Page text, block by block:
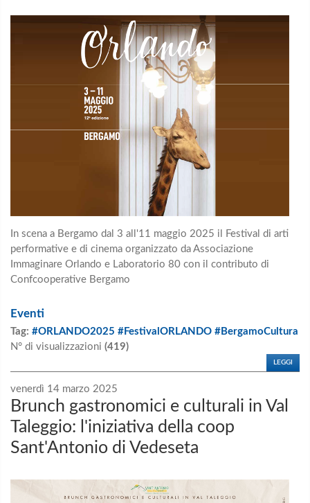
In scena a Bergamo dal 3 all'11 maggio 2025 il Festival di arti
performative e di cinema organizzato da Associazione
Immaginare Orlando e Laboratorio 80 con il contributo di
Confcooperative Bergamo
Eventi
Tag: #ORLANDO2025 #FestivalORLANDO #BergamoCultura
N° di visualizzazioni (419)
LEGGI
venerdì 14 marzo 2025
Brunch gastronomici e culturali in Val
Taleggio: l'iniziativa della coop
Sant'Antonio di Vedeseta